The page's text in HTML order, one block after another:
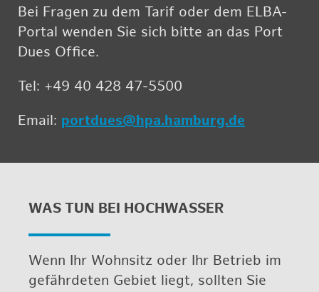
Bei Fra­gen zu dem Tarif oder dem ELBA-
Por­tal wen­den Sie sich bitte an das Port
Dues Of­fice.
Tel: +49 40 428 47-5500
Email: port­du­es@​hpa.​hamburg.​de
WAS TUN BEI HOCH­WAS­SER
Wenn Ihr Wohn­sitz oder Ihr Be­trieb im
ge­fähr­de­ten Ge­biet liegt, soll­ten Sie